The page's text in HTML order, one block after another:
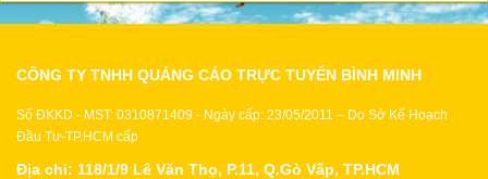
CÔNG TY TNHH QUẢNG CÁO TRỰC TUYẾN BÌNH MINH
Số ĐKKD - MST: 0310871409 - Ngày cấp: 23/05/2011 – Do Sở Kế Hoạch
Đầu Tư-TP.HCM cấp
Địa chỉ: 118/1/9 Lê Văn Thọ, P.11, Q.Gò Vấp, TP.HCM